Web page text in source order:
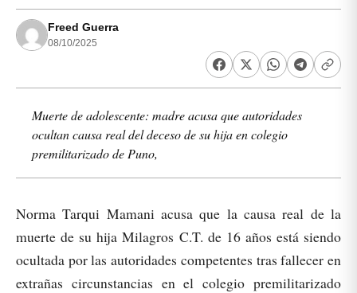
Freed Guerra
08/10/2025
Muerte de adolescente: madre acusa que autoridades
ocultan causa real del deceso de su hija en colegio
premilitarizado de Puno,
Norma Tarqui Mamani acusa que la causa real de la
muerte de su hija Milagros C.T. de 16 años está siendo
ocultada por las autoridades competentes tras fallecer en
extrañas circunstancias en el colegio premilitarizado